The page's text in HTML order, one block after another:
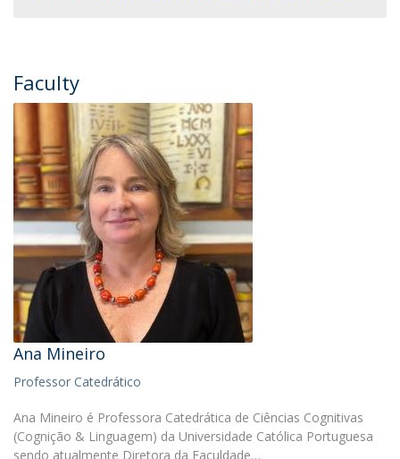
Faculty
Ana Mineiro
Professor Catedrático
Ana Mineiro é Professora Catedrática de Ciências Cognitivas
(Cognição & Linguagem) da Universidade Católica Portuguesa
sendo atualmente Diretora da Faculdade…